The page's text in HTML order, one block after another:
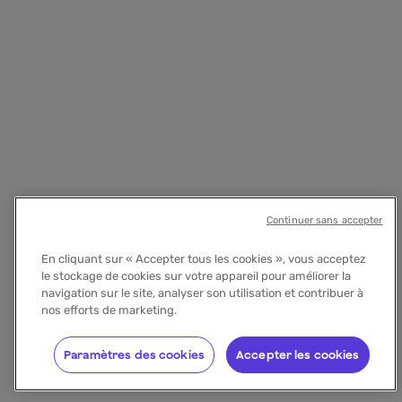
En cliquant sur « Accepter tous les cookies », vous acceptez
le stockage de cookies sur votre appareil pour améliorer la
navigation sur le site, analyser son utilisation et contribuer à
nos efforts de marketing.
Accepter les cookies
Paramètres des cookies
Continuer sans accepter